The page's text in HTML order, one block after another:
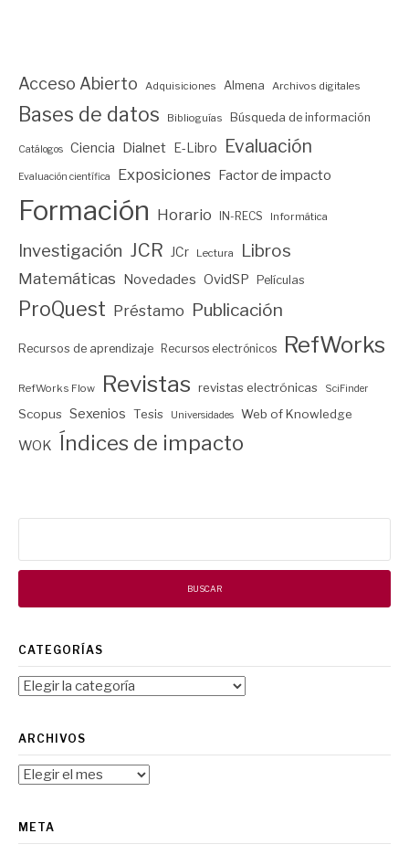
Acceso Abierto Adquisiciones Almena Archivos digitales
Bases de datos Biblioguías Búsqueda de información
Catálogos Ciencia Dialnet E-Libro Evaluación
Evaluación científica Exposiciones Factor de impacto
Formación Horario IN-RECS Informática
Investigación JCR JCr Lectura Libros
Matemáticas Novedades OvidSP Películas
ProQuest Préstamo Publicación
Recursos de aprendizaje Recursos electrónicos RefWorks
RefWorks Flow Revistas revistas electrónicas SciFinder
Scopus Sexenios Tesis Universidades Web of Knowledge
WOK Índices de impacto
CATEGORÍAS
Categorías
ARCHIVOS
Archivos
META